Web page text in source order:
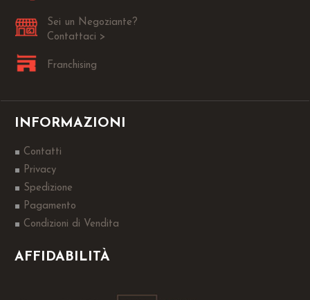
Sei un Negoziante?
Contattaci >
Franchising
INFORMAZIONI
Contatti
Privacy
Spedizione
Pagamento
Condizioni di Vendita
AFFIDABILITÀ